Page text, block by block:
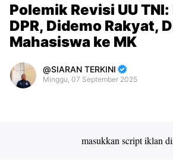
Polemik Revisi UU
DPR, Didemo Rakyat,
Mahasiswa ke MK
SIARAN TERKINI
Minggu, 07 September 2025
masukkan script iklan